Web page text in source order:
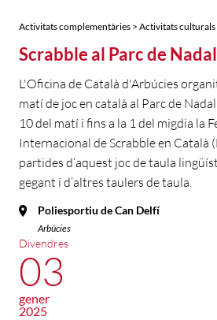
Activitats complementàries > Activitats culturals
Scrabble al Parc de
L'Oficina de Català d'Arbúcies
matí de joc en català al Parc de
10 del matí i fins a la 1 del migdia la
Internacional de Scrabble en Català
partides d’aquest joc de taula
gegant i d’altres taulers de taula.
Poliesportiu de Can Delfí
Arbúcies
Divendres
03
gener
2025